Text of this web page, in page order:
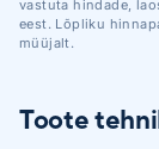
vastuta hindade,
eest. Lõpliku
müüjalt.
Toote